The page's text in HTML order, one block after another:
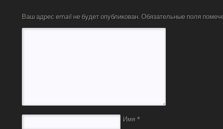
Ваш адрес email не будет опубликован. Обязательные поля
Имя *